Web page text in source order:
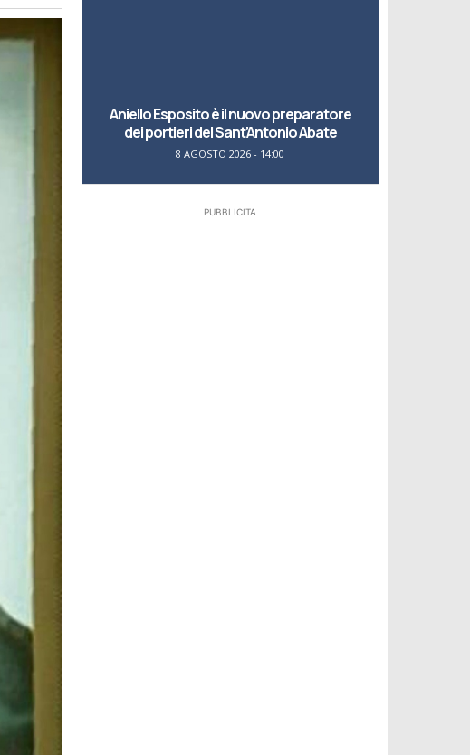
Aniello Esposito è il nuovo preparatore
dei portieri del Sant’Antonio Abate
8 AGOSTO 2026 - 14:00
PUBBLICITA